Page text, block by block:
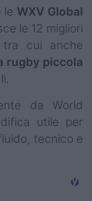
le WXV Global
le 12 migliori
tra cui anche
rugby piccola
da World
utile per
tecnico e